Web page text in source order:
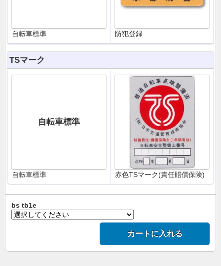
自転車標準 防犯登録
TSマーク
自転車標準
自転車標準 赤色TSマーク(責任賠償保険)
bs tb1e
カートに入れる